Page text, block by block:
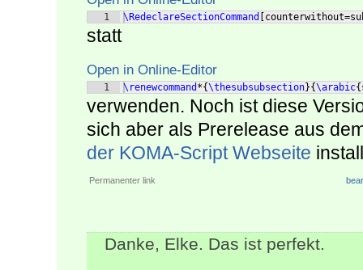
1 \RedeclareSectionCommand
statt
Open in Online-Editor
1 \renewcommand *{\thesubsubsection}{\arabic{
verwenden. Noch ist diese
sich aber als Prerelease aus
der KOMA-Script Webseite
Permanenter link
Danke, Elke. Das ist perfekt.